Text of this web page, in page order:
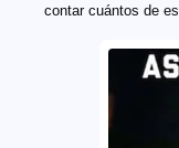
contar cuántos de